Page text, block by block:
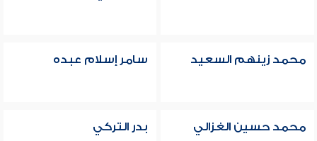
محمد زينهم السعيد سامر إسلام عبده
محمد حسين الغزالي بدر التركي